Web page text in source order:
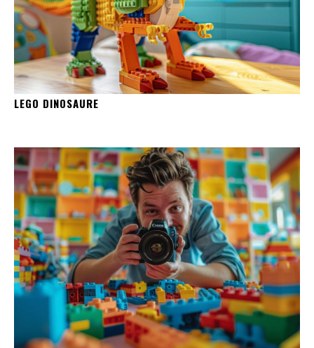
LEGO DINOSAURE